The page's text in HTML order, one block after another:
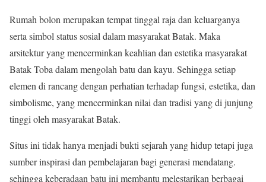
Rumah bolon merupakan tempat tinggal raja dan keluarganya
serta simbol status sosial dalam masyarakat Batak. Maka
arsitektur yang mencerminkan keahlian dan estetika masyarakat
Batak Toba dalam mengolah batu dan kayu. Sehingga setiap
elemen di rancang dengan perhatian terhadap fungsi, estetika, dan
simbolisme, yang mencerminkan nilai dan tradisi yang di junjung
tinggi oleh masyarakat Batak.
Situs ini tidak hanya menjadi bukti sejarah yang hidup tetapi juga
sumber inspirasi dan pembelajaran bagi generasi mendatang.
sehingga keberadaan batu ini membantu melestarikan berbagai